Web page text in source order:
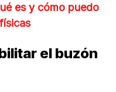
es y cómo puedo
el buzón